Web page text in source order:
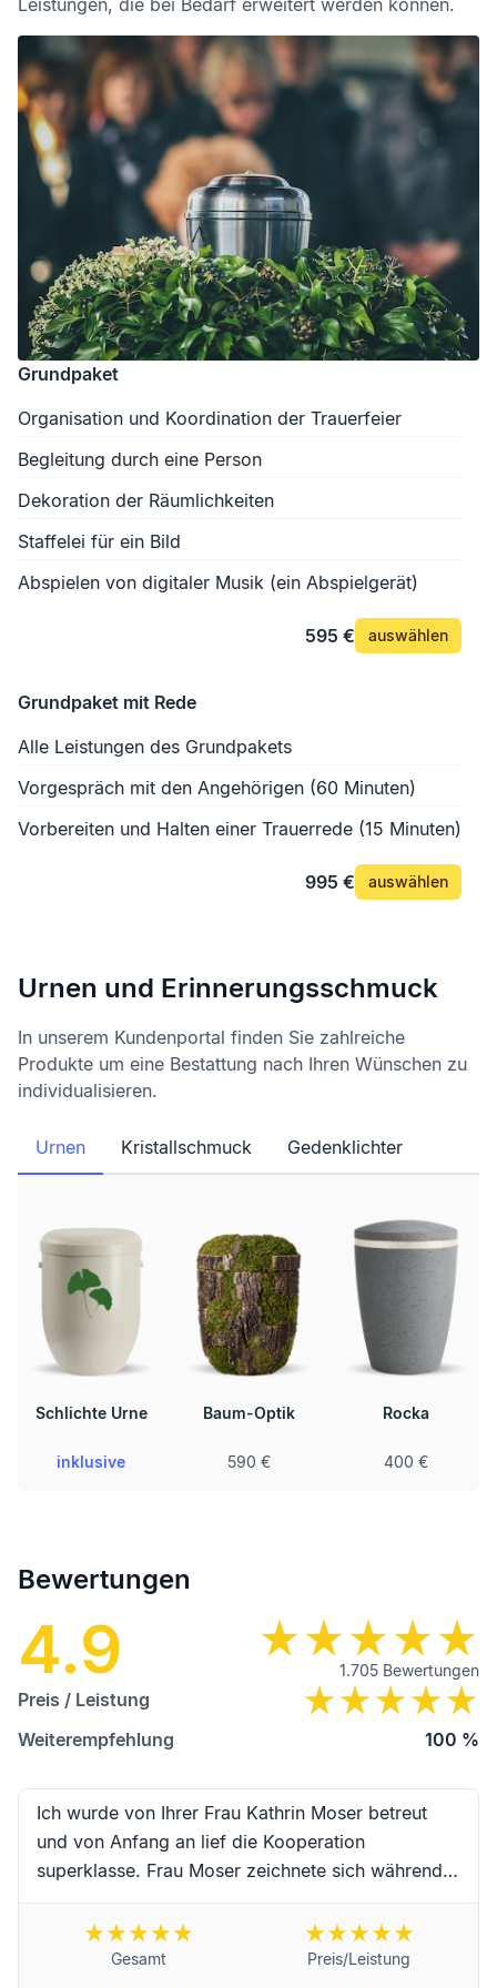
Leistungen, die bei Bedarf erweitert werden können.
Grundpaket
Organisation und Koordination der Trauerfeier
Begleitung durch eine Person
Dekoration der Räumlichkeiten
Staffelei für ein Bild
Abspielen von digitaler Musik (ein Abspielgerät)
595 € auswählen
Grundpaket mit Rede
Alle Leistungen des Grundpakets
Vorgespräch mit den Angehörigen (60 Minuten)
Vorbereiten und Halten einer Trauerrede (15 Minuten)
995 € auswählen
Urnen und Erinnerungsschmuck
In unserem Kundenportal finden Sie zahlreiche
Produkte um eine Bestattung nach Ihren Wünschen zu
individualisieren.
Urnen Kristallschmuck Gedenklichter
Schlichte Urne
inklusive
Baum-Optik
590 €
Rocka
400 €
Bewertungen
4.9 1.705 Bewertungen
Preis / Leistung
Weiterempfehlung
100 %
Ich wurde von Ihrer Frau Kathrin Moser betreut
und von Anfang an lief die Kooperation
superklasse. Frau Moser zeichnete sich während
der Begleitung durch hervorragende Kompetenz,
erstklassige Zuverlässigkeit, Schnelligkeit und
absoluter Freundlichkeit sowie
Gesamt Preis/Leistung